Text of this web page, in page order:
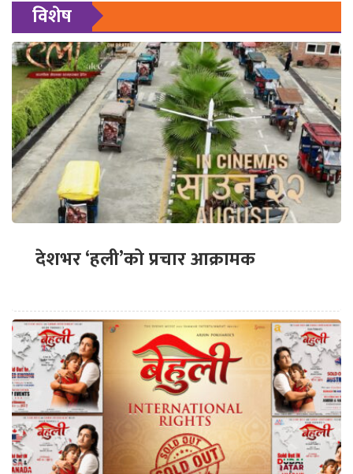
विशेष
देशभर ‘हली’को प्रचार आक्रामक